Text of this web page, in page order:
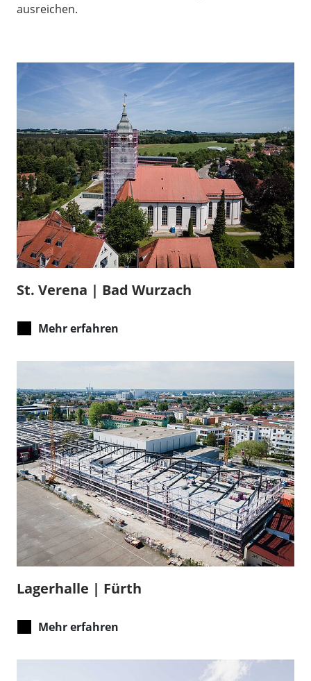
ausreichen.
St. Verena | Bad Wurzach
Mehr erfahren
Lagerhalle | Fürth
Mehr erfahren